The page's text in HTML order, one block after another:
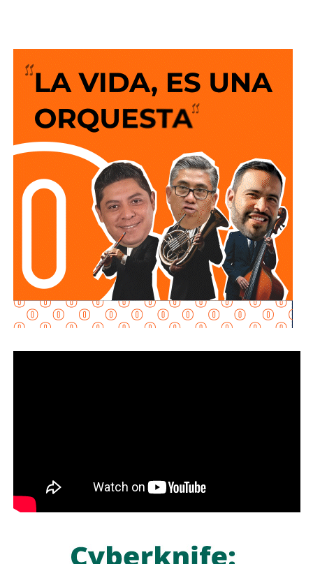
El Alcalde recordó que desde el anuncio de este programa
social “Lavanderías Gratuitas”, el mandatario estatal
manifestó el interés de que Soledad fuera de los primeros
municipios beneficiados, por lo que se expresó la
disposición del Ayuntamiento para colaborar en la
consolidación de este proyecto, el cual ahora comienza a
materializarse en un espacio del Sistema Municipal para
el Desarrollo Integral de la Familia (DIF) destinado al
bienestar de las familias.
de las familias, porque les permitirá ahorrar tiempo y
insumos incluidos, lo que beneficiará principalmente a
madres y padres de familia, personas adultas mayores y
comunitarios en favor del bienestar social.